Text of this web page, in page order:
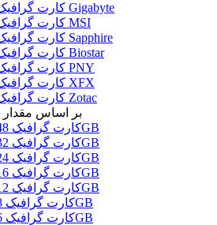
کارت گرافیک Gigabyte
کارت گرافیک MSI
کارت گرافیک Sapphire
کارت گرافیک Biostar
کارت گرافیک PNY
کارت گرافیک XFX
کارت گرافیک Zotac
بر اساس
کارت گرافیک 48GB
کارت گرافیک 32GB
کارت گرافیک 24GB
کارت گرافیک 16GB
کارت گرافیک 12GB
کارت گرافیک 8GB
کارت گرافیک 6GB